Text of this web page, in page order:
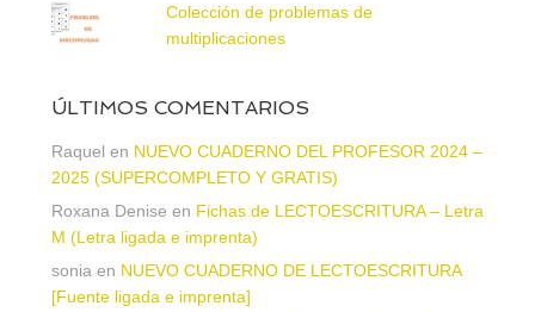
Colección de problemas de
multiplicaciones
ÚLTIMOS COMENTARIOS
Raquel en NUEVO CUADERNO DEL PROFESOR 2024 –
2025 (SUPERCOMPLETO Y GRATIS)
Roxana Denise en Fichas de LECTOESCRITURA – Letra
M (Letra ligada e imprenta)
sonia en NUEVO CUADERNO DE LECTOESCRITURA
[Fuente ligada e imprenta]